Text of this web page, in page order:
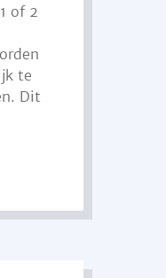
of 2
te
Dit